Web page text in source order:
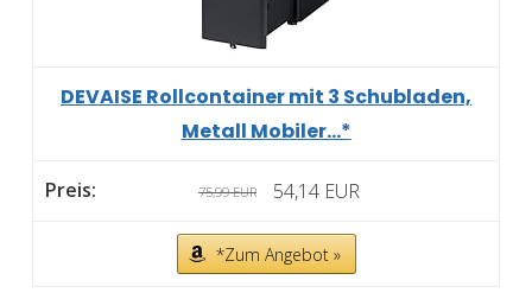
DEVAISE Rollcontainer mit 3 Schubladen,
Metall Mobiler...*
75,99 EUR 54,14 EUR
*Zum Angebot »